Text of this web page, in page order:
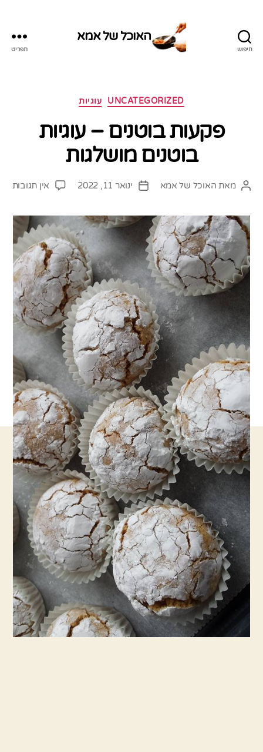
חיפוש
האוכל של אמא
תפריט
קטגוריות
UNCATEGORIZED עוגיות
פקעות בוטנים – עוגיות
בוטנים מושלגות
המחבר
מאת האוכל של אמא
תאריך
ינואר 11, 2022 אין תגובות